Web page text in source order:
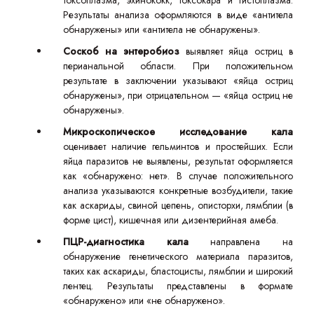
Результаты анализа оформляются в виде «антитела
обнаружены» или «антитела не обнаружены».
Соскоб на энтеробиозвыявляет яйца остриц в
перианальной области. При положительном
результате в заключении указывают «яйца остриц
обнаружены», при отрицательном — «яйца остриц не
обнаружены».
Микроскопическое исследование кала
оценивает наличие гельминтов и простейших. Если
яйца паразитов не выявлены, результат оформляется
как «обнаружено: нет». В случае положительного
анализа указываются конкретные возбудители, такие
как аскариды, свиной цепень, описторхи, лямблии (в
форме цист), кишечная или дизентерийная амеба.
ПЦР-диагностика каланаправлена на
обнаружение генетического материала паразитов,
таких как аскариды, бластоцисты, лямблии и широкий
лентец. Результаты представлены в формате
«обнаружено» или «не обнаружено».